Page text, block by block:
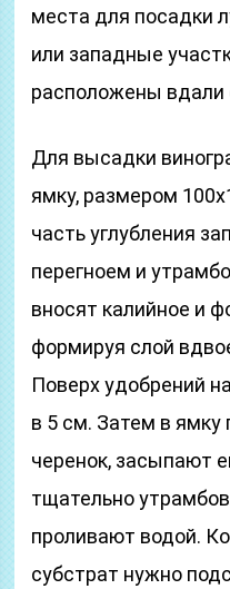
места для посадки
или западные
расположены вдали
Для высадки
ямку, размером
часть углубления
перегноем и
вносят калийное и
формируя слой
Поверх удобрений
в 5 см. Затем в
черенок, засыпают
тщательно
проливают водой.
субстрат нужно